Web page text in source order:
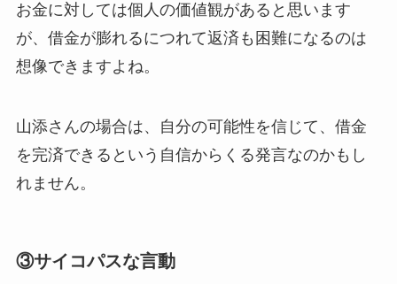
お金に対しては個人の価値観があると思います
が、借金が膨れるにつれて返済も困難になるのは
想像できますよね。
山添さんの場合は、自分の可能性を信じて、借金
を完済できるという自信からくる発言なのかもし
れません。
③サイコパスな言動